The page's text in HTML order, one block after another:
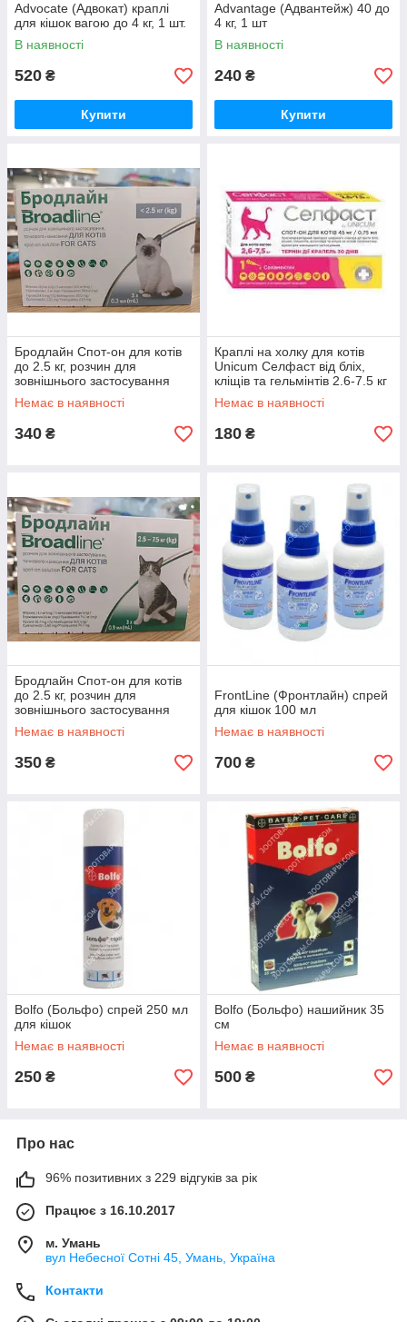
Advocate (Адвокат) краплі
для кішок вагою до 4 кг, 1 шт.
В наявності
520 ₴
Купити
Advantage (Адвантейж) 40 до
4 кг, 1 шт
В наявності
240 ₴
Купити
Бродлайн Спот-он для котів
до 2.5 кг, розчин для
зовнішнього застосування
піпетка 0.3 мл, 1 шт
Немає в наявності
340 ₴
Краплі на холку для котів
Unicum Селфаст від бліх,
кліщів та гельмінтів 2.6-7.5 кг
45 мг/0.75 мл
Немає в наявності
180 ₴
Бродлайн Спот-он для котів
до 2.5 кг, розчин для
зовнішнього застосування
піпетка 0.3 мл, 1 шт
Немає в наявності
350 ₴
FrontLine (Фронтлайн) спрей
для кішок 100 мл
Немає в наявності
700 ₴
Bolfo (Больфо) спрей 250 мл
для кішок
Немає в наявності
250 ₴
Bolfo (Больфо) нашийник 35
см
Немає в наявності
500 ₴
Про нас
96% позитивних з 229 відгуків за рік
Працює з 16.10.2017
м. Умань
вул Небесної Сотні 45, Умань, Україна
Контакти